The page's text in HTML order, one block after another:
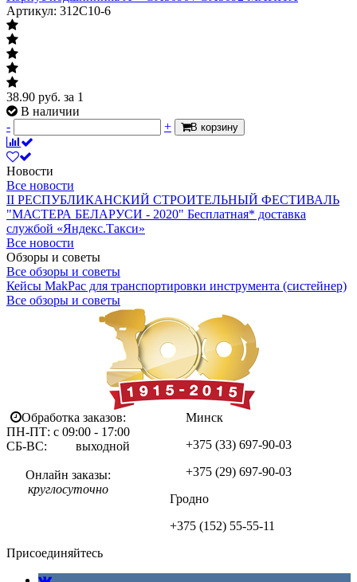
Артикул: 312C10-6
38.90 руб. за 1
В наличии
-
+ В корзину
Новости
Все новости
II РЕСПУБЛИКАНСКИЙ СТРОИТЕЛЬНЫЙ ФЕСТИВАЛЬ
"МАСТЕРА БЕЛАРУСИ - 2020" Бесплатная* доставка
службой «Яндекс.Такси»
Все новости
Обзоры и советы
Все обзоры и советы
Кейсы MakPac для транспортировки инструмента (систейнер)
Все обзоры и советы
Обработка заказов:
ПН-ПТ: с 09:00 - 17:00
СБ-ВС: выходной
Онлайн заказы:
круглосуточно
Минск
+375 (33) 697-90-03
+375 (29) 697-90-03
Гродно
+375 (152) 55-55-11
Присоединяйтесь